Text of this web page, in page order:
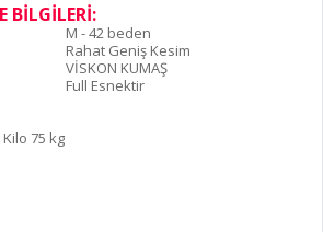
BİLGİLERİ:
M - 42 beden
Rahat Geniş Kesim
VİSKON KUMAŞ
Full Esnektir
75 kg